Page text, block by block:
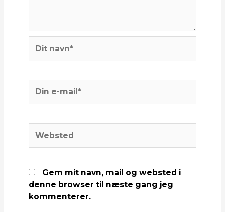
navn*
e-
Gem mit navn, mail og websted i
denne browser til næste gang jeg
kommenterer.